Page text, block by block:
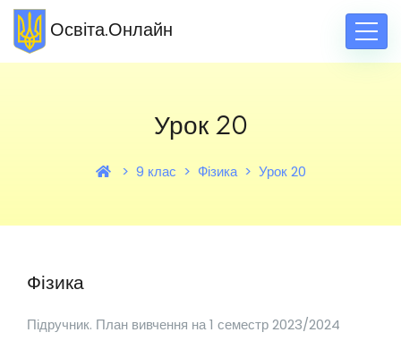
Освіта.Онлайн
Урок 20
9 клас Фізика Урок 20
Фізика
Підручник. План вивчення на 1 семестр 2023/2024